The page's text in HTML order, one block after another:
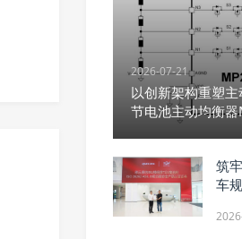
2026-07-21
以创新架构重塑
节电池主动均衡
筑
车